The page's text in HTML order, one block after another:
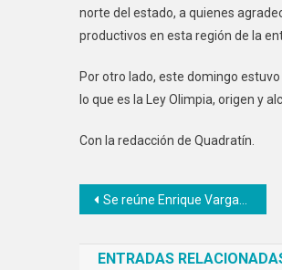
norte del estado, a quienes
productivos en esta región de la
Por otro lado, este domingo
lo que es la Ley Olimpia, origen y
Con la redacción de Quadratín.
Navegación
Se reúne Enrique Vargas con líderes políticos y sociales
ENTRADAS